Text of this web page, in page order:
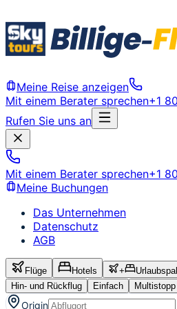
Meine Reise anzeigen
Mit einem Berater sprechen+1
Rufen Sie uns an
Mit einem Berater sprechen+1
Meine Buchungen
Das Unternehmen
Datenschutz
AGB
Flüge Hotels +
Hin- und Rückflug
Einfach Multistopp
Origin